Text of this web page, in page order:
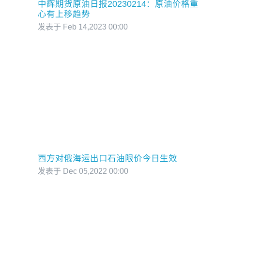
中辉期货原油日报20230214：原油价格重
心有上移趋势
发表于 Feb 14,2023 00:00
西方对俄海运出口石油限价今日生效
发表于 Dec 05,2022 00:00